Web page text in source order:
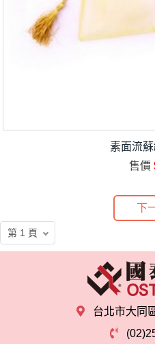
素面流
售價
下
台北市大同